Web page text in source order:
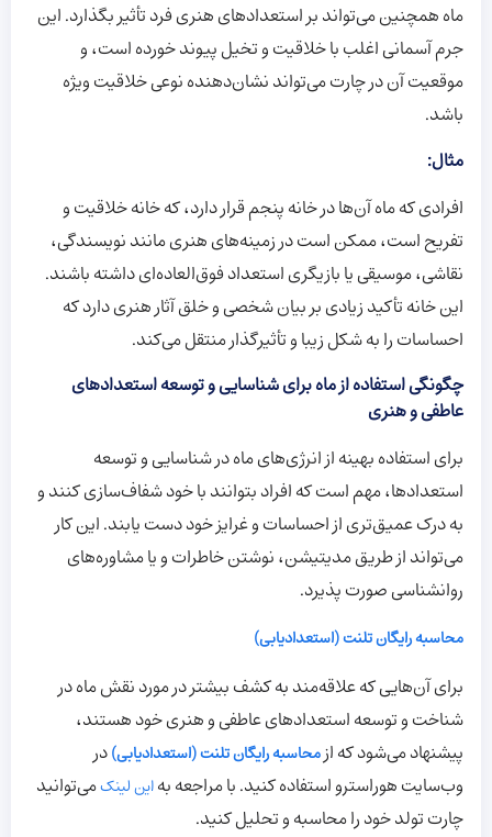
ماه همچنین می‌تواند بر استعدادهای هنری فرد تأثیر بگذارد. این
جرم آسمانی اغلب با خلاقیت و تخیل پیوند خورده است، و
موقعیت آن در چارت می‌تواند نشان‌دهنده نوعی خلاقیت ویژه
باشد.
مثال:
افرادی که ماه آن‌ها در خانه پنجم قرار دارد، که خانه خلاقیت و
تفریح است، ممکن است در زمینه‌های هنری مانند نویسندگی،
نقاشی، موسیقی یا بازیگری استعداد فوق‌العاده‌ای داشته باشند.
این خانه تأکید زیادی بر بیان شخصی و خلق آثار هنری دارد که
احساسات را به شکل زیبا و تأثیرگذار منتقل می‌کند.
چگونگی استفاده از ماه برای شناسایی و توسعه استعدادهای
عاطفی و هنری
برای استفاده بهینه از انرژی‌های ماه در شناسایی و توسعه
استعدادها، مهم است که افراد بتوانند با خود شفاف‌سازی کنند و
به درک عمیق‌تری از احساسات و غرایز خود دست یابند. این کار
می‌تواند از طریق مدیتیشن، نوشتن خاطرات و یا مشاوره‌های
روانشناسی صورت پذیرد.
محاسبه رایگان تلنت (استعدادیابی)
برای آن‌هایی که علاقه‌مند به کشف بیشتر در مورد نقش ماه در
شناخت و توسعه استعدادهای عاطفی و هنری خود هستند،
پیشنهاد می‌شود که ازمحاسبه رایگان تلنت (استعدادیابی)در
وب‌سایت هوراسترو استفاده کنید. با مراجعه بهاین لینکمی‌توانید
چارت تولد خود را محاسبه و تحلیل کنید.